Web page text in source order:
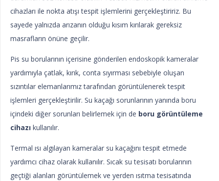
cihazları ile nokta atışı tespit işlemlerini gerçekleştiririz. Bu
sayede yalnızda arızanın olduğu kısım kırılarak gereksiz
masrafların önüne geçilir.
Pis su borularının içerisine gönderilen endoskopik kameralar
yardımıyla çatlak, kırık, conta sıyırması sebebiyle oluşan
sızıntılar elemanlarımız tarafından görüntülenerek tespit
işlemleri gerçekleştirilir. Su kaçağı sorunlarının yanında boru
içindeki diğer sorunları belirlemek için de boru görüntüleme
cihazı kullanılır.
Termal ısı algılayan kameralar su kaçağını tespit etmede
yardımcı cihaz olarak kullanılır. Sıcak su tesisatı borularının
geçtiği alanları görüntülemek ve yerden ısıtma tesisatında